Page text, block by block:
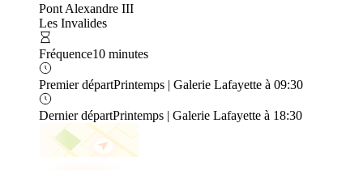
Pont Alexandre III
Les Invalides
Fréquence10 minutes
Premier départPrintemps | Galerie Lafayette à 09:30
Dernier départPrintemps | Galerie Lafayette à 18:30